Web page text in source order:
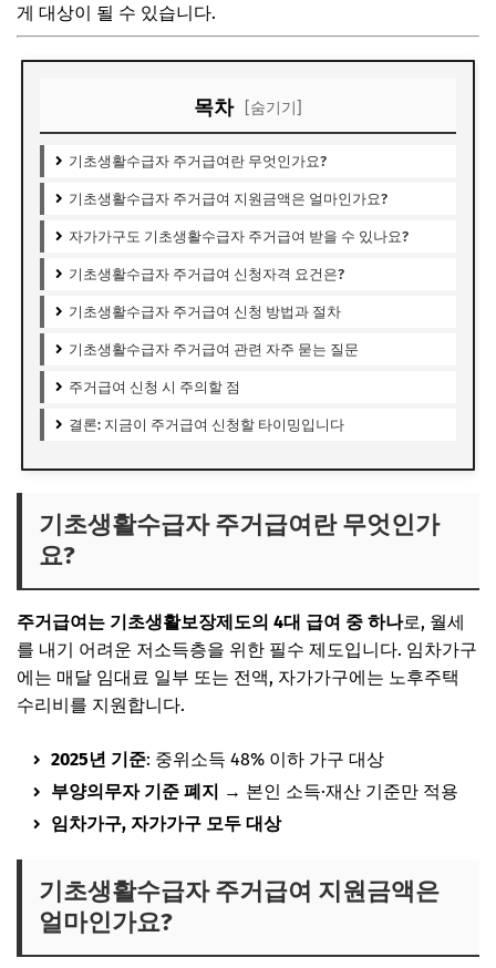
게 대상이 될 수 있습니다.
목차 [숨기기]
기초생활수급자 주거급여란 무엇인가요?
기초생활수급자 주거급여 지원금액은 얼마인가요?
자가가구도 기초생활수급자 주거급여 받을 수 있나요?
기초생활수급자 주거급여 신청자격 요건은?
기초생활수급자 주거급여 신청 방법과 절차
기초생활수급자 주거급여 관련 자주 묻는 질문
주거급여 신청 시 주의할 점
결론: 지금이 주거급여 신청할 타이밍입니다
기초생활수급자 주거급여란 무엇인가
요?
주거급여는 기초생활보장제도의 4대 급여 중 하나로, 월세
를 내기 어려운 저소득층을 위한 필수 제도입니다. 임차가구
에는 매달 임대료 일부 또는 전액, 자가가구에는 노후주택
수리비를 지원합니다.
2025년 기준: 중위소득 48% 이하 가구 대상
부양의무자 기준 폐지 → 본인 소득·재산 기준만 적용
임차가구, 자가가구 모두 대상
기초생활수급자 주거급여 지원금액은
얼마인가요?